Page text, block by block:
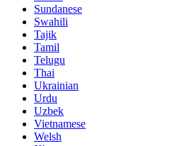
Sundanese
Swahili
Tajik
Tamil
Telugu
Thai
Ukrainian
Urdu
Uzbek
Vietnamese
Welsh